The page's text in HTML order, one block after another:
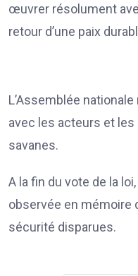
œuvrer résolument
retour d’une paix
L’Assemblée
avec les acteurs et
savanes.
A la fin du vote de la
observée en mémoire
sécurité disparues.